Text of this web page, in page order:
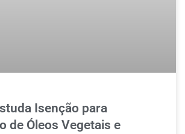
Isenção para
de Óleos Vegetais e